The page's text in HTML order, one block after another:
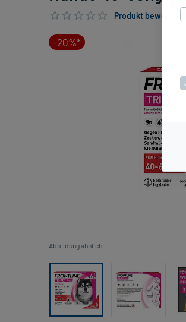
Produkt bewerten
-20%*
Abbildung ähnlich